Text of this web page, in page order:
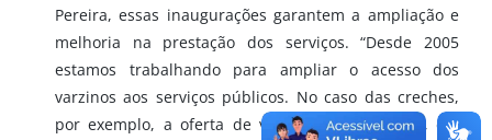
Pereira, essas inaugurações garantem a ampliação e
melhoria na prestação dos serviços. “Desde 2005
estamos trabalhando para ampliar o acesso dos
varzinos aos serviços públicos. No caso das creches,
por exemplo, a oferta de vagas passou de 261, em